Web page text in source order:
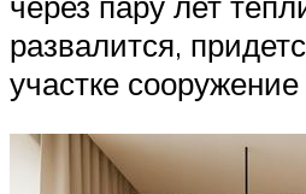
развалится,
участке